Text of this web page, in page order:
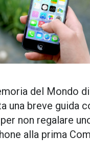
del Mondo di
una breve guida
non regalare
alla prima